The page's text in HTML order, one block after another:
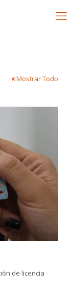
Mostrar Todo
de licencia